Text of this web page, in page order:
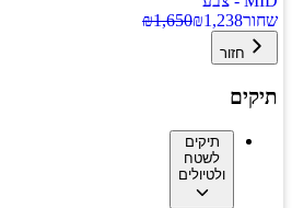
שחור
₪1,238
₪1,650
חזור
תיקים
תיקים
לשטח
ולטיולים